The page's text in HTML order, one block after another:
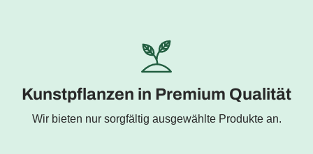
Kunstpflanzen in Premium Qualität
Wir bieten nur sorgfältig ausgewählte Produkte an.